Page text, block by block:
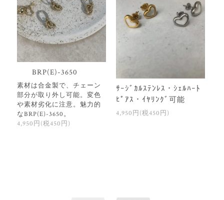
BRP(E)-3650
素材は合金製で、チェーン
部分が取り外し可能。変色
や素材劣化に注意。魅力的
なBRP(E)-3650。
4,950円(税450円)
ｻｰｼﾞｶﾙｽﾃﾝﾚｽ・ｼｪﾙﾊｰﾄ
ﾋﾟｱｽ・ｲﾔﾘﾝｸﾞ可能
4,950円(税450円)